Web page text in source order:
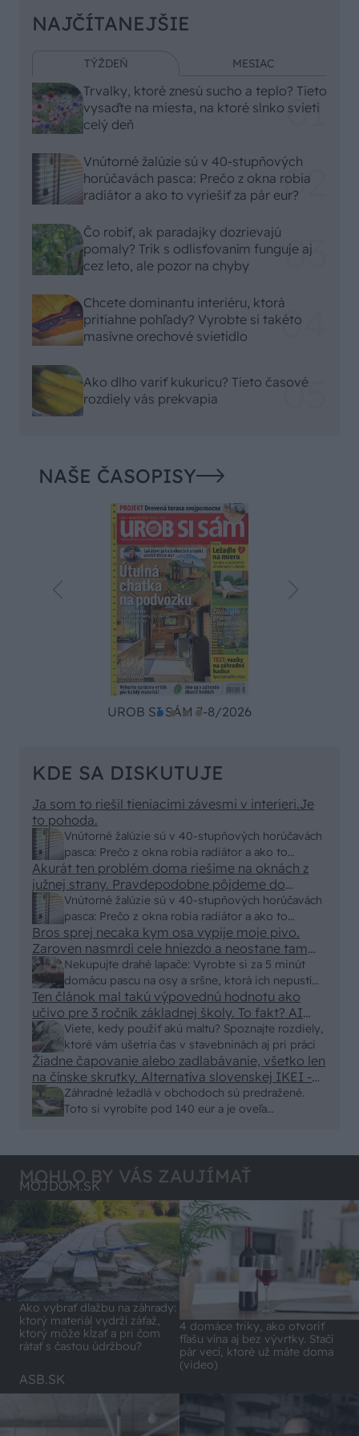
NAJČÍTANEJŠIE
TÝŽDEŇ MESIAC
Trvalky, ktoré znesú sucho a teplo? Tieto
vysaďte na miesta, na ktoré slnko svieti
celý deň
Vnútorné žalúzie sú v 40-stupňových
horúčavách pasca: Prečo z okna robia
radiátor a ako to vyriešiť za pár eur?
Čo robiť, ak paradajky dozrievajú
pomaly? Trik s odlisťovaním funguje aj
cez leto, ale pozor na chyby
Chcete dominantu interiéru, ktorá
pritiahne pohľady? Vyrobte si takéto
masívne orechové svietidlo
Ako dlho variť kukuricu? Tieto časové
rozdiely vás prekvapia
NAŠE ČASOPISY
UROB SI SÁM 7-8/2026
KDE SA DISKUTUJE
Vnútorné žalúzie sú v 40-stupňových horúčavách
pasca: Prečo z okna robia radiátor a ako to
vyriešiť za pár eur?
Ja som to riešil tieniacimi závesmi v interieri.Je
to pohoda.
Vnútorné žalúzie sú v 40-stupňových horúčavách
pasca: Prečo z okna robia radiátor a ako to
vyriešiť za pár eur?
Akurát ten problém doma riešime na oknách z
južnej strany. Pravdepodobne pôjdeme do
vonkajšieho tienenia na spôsob markízy
250x150cm. Čínsky predajcovia idú okolo 100
eur kus.
Nekupujte drahé lapače: Vyrobte si za 5 minút
domácu pascu na osy a sršne, ktorá ich nepustí
von
Bros sprej necaka kym osa vypije moje pivo.
Zaroven nasmrdi cele hniezdo a neostane tam
nic zive. Vasa pasca naucinke moc efektivne.
Skor pritiahne slimaky
Viete, kedy použiť akú maltu? Spoznajte rozdiely,
ktoré vám ušetria čas v stavebninách aj pri práci
Ten článok mal takú výpovednú hodnotu ako
učivo pre 3 ročník základnej školy. To fakt? AI
alebo nejaka kniha z VŠ? Dnešné rychlotvrdnuce
malty - pevnosť 40 Mpa a doba schnutia tak 15
minut , k tomu vodotesné s kryštálikou. A rozdiel
- schnutie a zretie. Nič?
Záhradné ležadlá v obchodoch sú predražené.
Toto si vyrobíte pod 140 eur a je oveľa
Žiadne čapovanie alebo zadlabávanie, všetko len
na čínske skrutky. Alternatíva slovenskej IKEI -
čo sa týka pevnosti. Autor si nedal veľa námahy s
remeselným spracovaním, škoda. No lepšie než
MOHLO BY VÁS ZAUJÍMAŤ
MÔJDOM.SK
Ako vybrať dlažbu na záhrady:
ktorý materiál vydrží záťaž,
ktorý môže kĺzať a pri čom
rátať s častou údržbou?
4 domáce triky, ako otvoriť
fľašu vína aj bez vývrtky. Stačí
pár vecí, ktoré už máte doma
(video)
ASB.SK